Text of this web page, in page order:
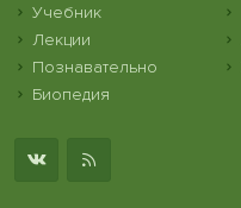
Учебник
Лекции
Познавательно
Биопедия